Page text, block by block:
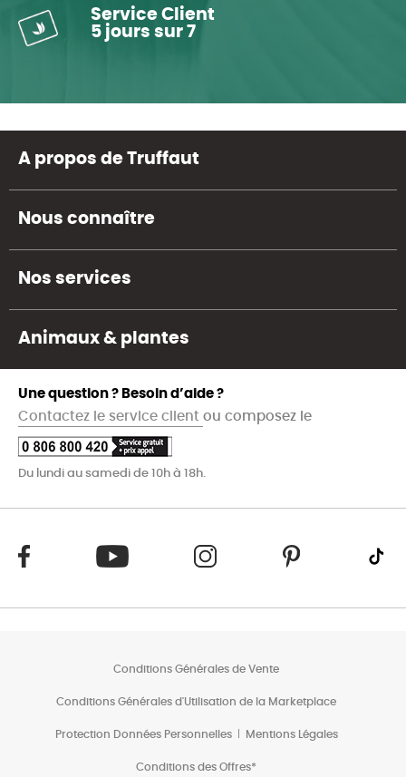
Service Client
5 jours sur 7
A propos de Truffaut
Nous connaître
Nos services
Animaux & plantes
Une question ? Besoin d’aide ?
Contactez le service client ou composez le
Du lundi au samedi de 10h à 18h.
Conditions Générales de Vente
Conditions Générales d'Utilisation de la Marketplace
Protection Données Personnelles Mentions Légales
Conditions des Offres*